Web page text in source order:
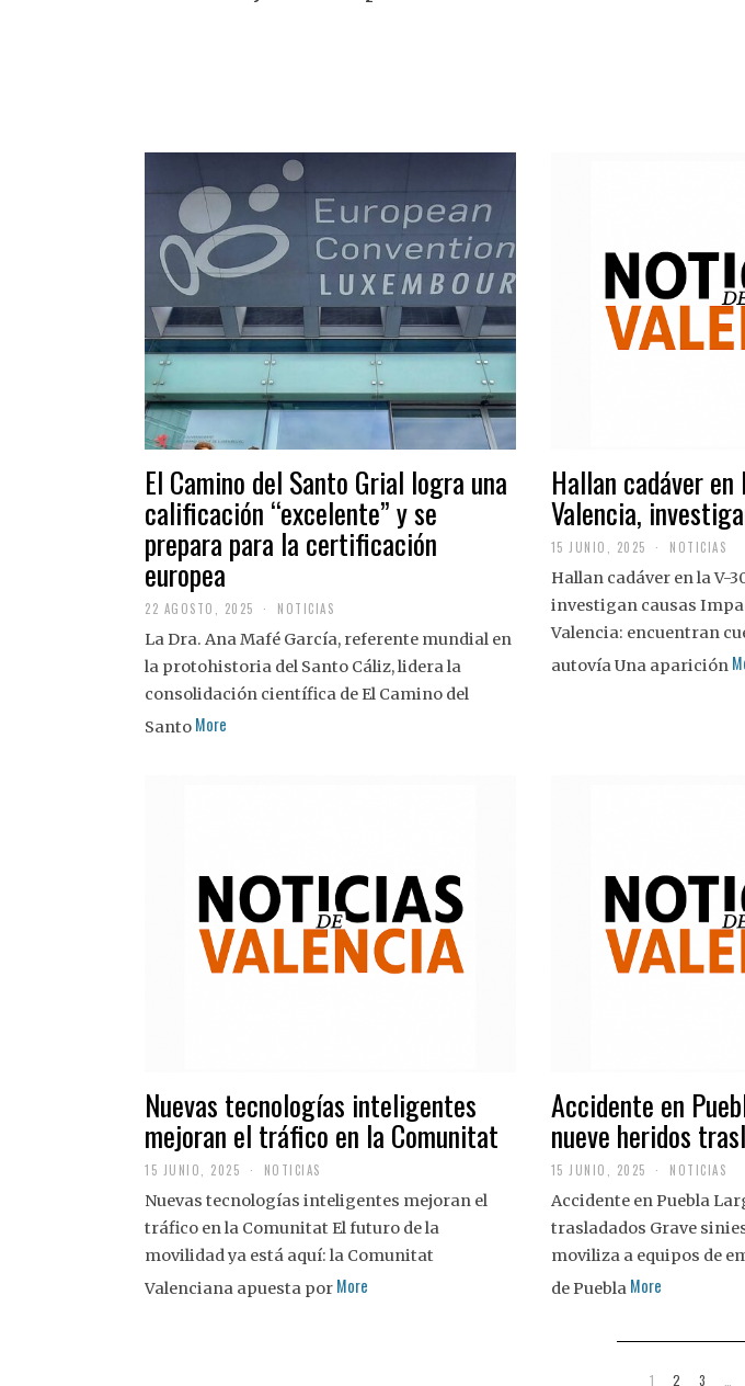
El Camino del Santo Grial logra una
calificación “excelente” y se
prepara para la certificación
europea
22 AGOSTO, 2025
A
G
O
S
NOTICIAS
La Dra. Ana Mafé García, referente mundial en
la protohistoria del Santo Cáliz, lidera la
consolidación científica de El Camino del
Santo More
Hallan cadáver
Valencia,
15 JUNIO, 2025 NOTICIAS
Hallan cadáver en la V-
investigan causas
Valencia: encuentran
autovía Una aparición
Nuevas tecnologías inteligentes
mejoran el tráfico en la Comunitat
15 JUNIO, 2025 NOTICIAS
Nuevas tecnologías inteligentes mejoran el
tráfico en la Comunitat El futuro de la
movilidad ya está aquí: la Comunitat
Valenciana apuesta por More
Accidente en
nueve heridos
15 JUNIO, 2025 NOTICIAS
Accidente en Puebla
trasladados Grave
moviliza a equipos de
de Puebla More
1 2 3 …